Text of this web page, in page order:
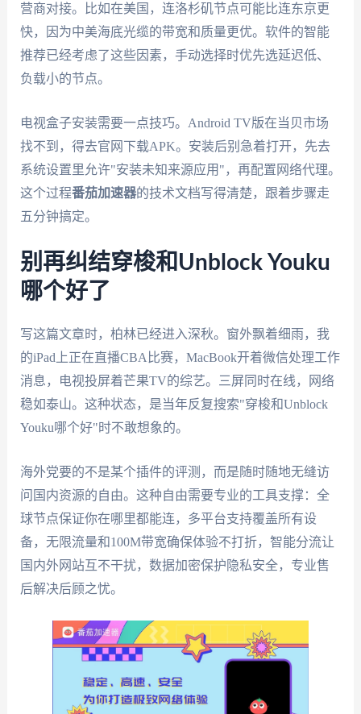
营商对接。比如在美国，连洛杉矶节点可能比连东京更
快，因为中美海底光缆的带宽和质量更优。软件的智能
推荐已经考虑了这些因素，手动选择时优先选延迟低、
负载小的节点。
电视盒子安装需要一点技巧。Android TV版在当贝市场
找不到，得去官网下载APK。安装后别急着打开，先去
系统设置里允许"安装未知来源应用"，再配置网络代理。
这个过程番茄加速器的技术文档写得清楚，跟着步骤走
五分钟搞定。
别再纠结穿梭和Unblock Youku
哪个好了
写这篇文章时，柏林已经进入深秋。窗外飘着细雨，我
的iPad上正在直播CBA比赛，MacBook开着微信处理工作
消息，电视投屏着芒果TV的综艺。三屏同时在线，网络
稳如泰山。这种状态，是当年反复搜索"穿梭和Unblock
Youku哪个好"时不敢想象的。
海外党要的不是某个插件的评测，而是随时随地无缝访
问国内资源的自由。这种自由需要专业的工具支撑：全
球节点保证你在哪里都能连，多平台支持覆盖所有设
备，无限流量和100M带宽确保体验不打折，智能分流让
国内外网站互不干扰，数据加密保护隐私安全，专业售
后解决后顾之忧。